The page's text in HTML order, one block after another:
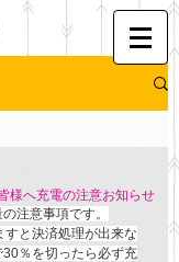
様へ充電の注意お知らせ
注意事項です。
と決済処理が出来な
％を切ったら必ず充